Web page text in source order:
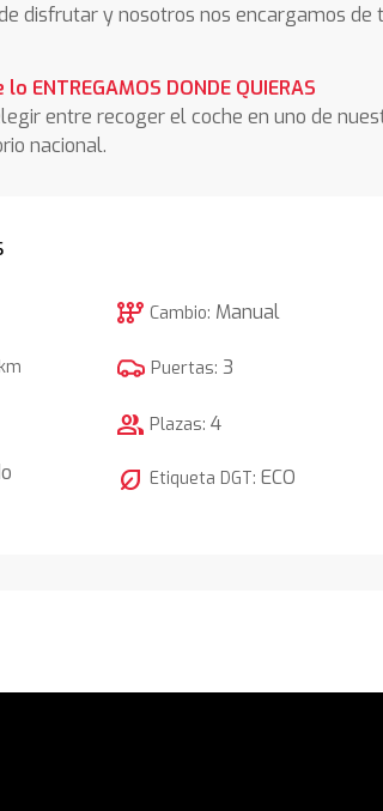
disfrutar y nosotros nos encargamos de
lo ENTREGAMOS DONDE QUIERAS
entre recoger el coche en uno de
nacional.
km
auto_transmission Cambio: Manual
Puertas:3
group Plazas:4
nest_eco_leaf Etiqueta DGT:ECO